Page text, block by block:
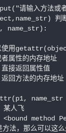
请输入方法
判断
使用
属性的内存地址
接返回属性值
回方法的内存地址
name_str
人飞
<bound method
法，那么可以这么